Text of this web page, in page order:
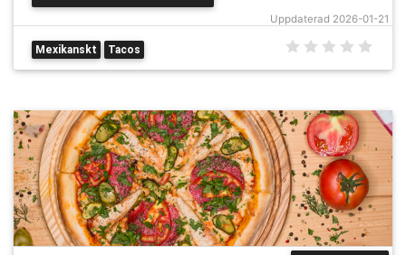
Uppdaterad 2026-01-21
Mexikanskt Tacos